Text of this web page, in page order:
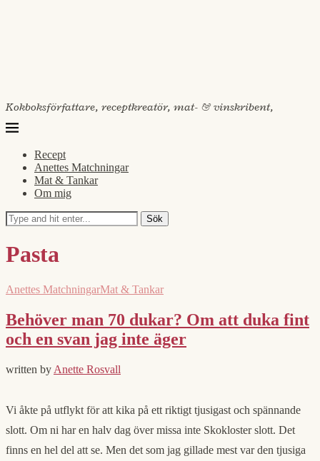
Kokboksförfattare, receptkreatör, mat- & vinskribent,
Recept
Anettes Matchningar
Mat & Tankar
Om mig
Sök
Pasta
Anettes MatchningarMat & Tankar
Behöver man 70 dukar? Om att duka fint
och en svan jag inte äger
written by Anette Rosvall
Vi åkte på utflykt för att kika på ett riktigt tjusigast och spännande
slott. Om ni har en halv dag över missa inte Skokloster slott. Det
finns en hel del att se. Men det som jag gillade mest var den tjusiga